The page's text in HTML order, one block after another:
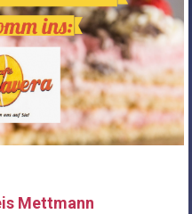
Mettmann